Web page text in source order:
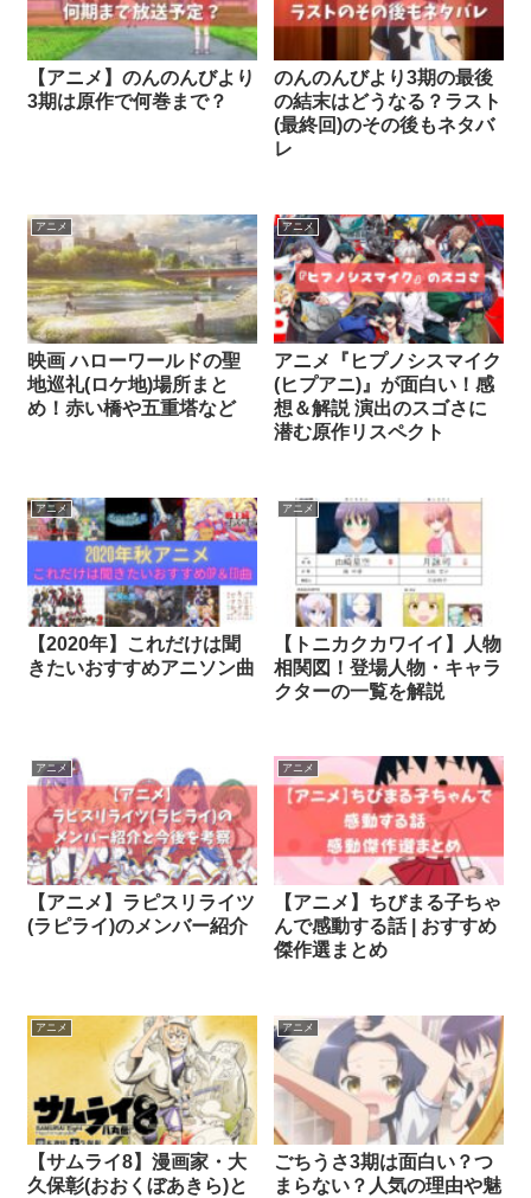
【アニメ】のんのんびより
3期は原作で何巻まで？
のんのんびより3期の最後
の結末はどうなる？ラスト
(最終回)のその後もネタバ
レ
アニメ
映画 ハローワールドの聖
地巡礼(ロケ地)場所まと
め！赤い橋や五重塔など
アニメ
アニメ『ヒプノシスマイク
(ヒプアニ)』が面白い！感
想＆解説 演出のスゴさに
潜む原作リスペクト
アニメ
【2020年】これだけは聞
きたいおすすめアニソン曲
アニメ
【トニカクカワイイ】人物
相関図！登場人物・キャラ
クターの一覧を解説
アニメ
【アニメ】ラピスリライツ
(ラピライ)のメンバー紹介
アニメ
【アニメ】ちびまる子ちゃ
んで感動する話 | おすすめ
傑作選まとめ
アニメ
【サムライ8】漫画家・大
久保彰(おおくぼあきら)と
アニメ
ごちうさ3期は面白い？つ
まらない？人気の理由や魅